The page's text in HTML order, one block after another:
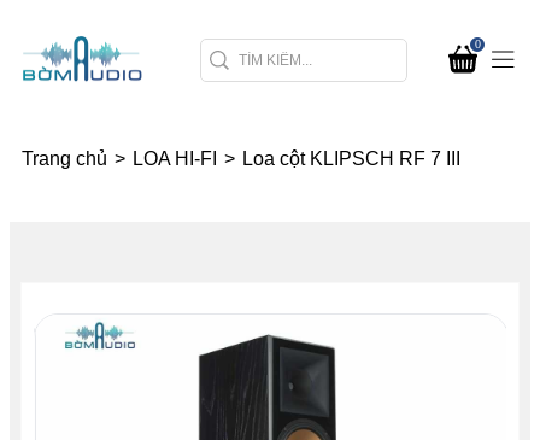
0
Trang chủ > LOA HI-FI > Loa cột KLIPSCH RF 7 III